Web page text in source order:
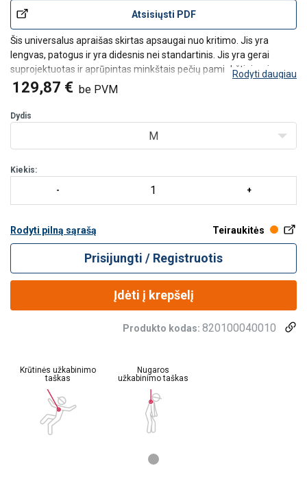
Atsisiųsti PDF
Šis universalus apraišas skirtas apsaugai nuo kritimo. Jis yra
lengvas, patogus ir yra didesnis nei standartinis. Jis yra gerai
suprojektuotas ir aprūpintas minkštais pečių paminkštinimais.
Diržai yra labai greitai ir lengvai užsidedami naudojant aukštos
kokybės užsegamas sagtis krūtin/p>
Rodyti daugiau
129,87 € be PVM
Dydis
M
Kiekis:
Rodyti pilną sąrašą Teiraukitės
Prisijungti / Registruotis
Įdėti į krepšelį
Produkto kodas: 820100040010
Krūtinės užkabinimo
taškas
Nugaros
užkabinimo taškas